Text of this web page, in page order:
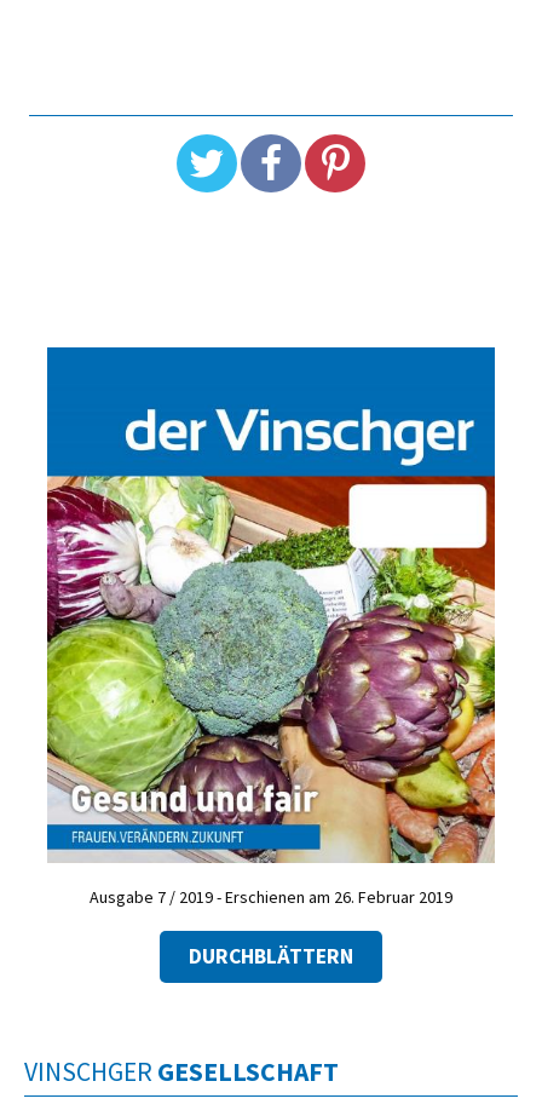
Ausgabe 7 / 2019 - Erschienen am 26. Februar 2019
DURCHBLÄTTERN
VINSCHGER GESELLSCHAFT